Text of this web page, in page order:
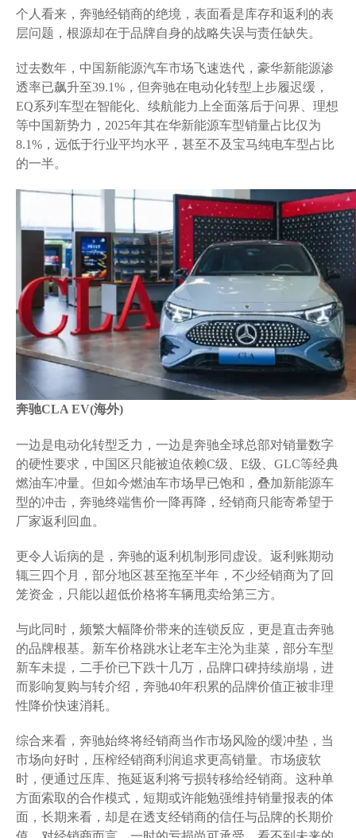
个人看来，奔驰经销商的绝境，表面看是库存和返利的表
层问题，根源却在于品牌自身的战略失误与责任缺失。
过去数年，中国新能源汽车市场飞速迭代，豪华新能源渗
透率已飙升至39.1%，但奔驰在电动化转型上步履迟缓，
EQ系列车型在智能化、续航能力上全面落后于问界、理想
等中国新势力，2025年其在华新能源车型销量占比仅为
8.1%，远低于行业平均水平，甚至不及宝马纯电车型占比
的一半。
奔驰CLA EV(海外)
一边是电动化转型乏力，一边是奔驰全球总部对销量数字
的硬性要求，中国区只能被迫依赖C级、E级、GLC等经典
燃油车冲量。但如今燃油车市场早已饱和，叠加新能源车
型的冲击，奔驰终端售价一降再降，经销商只能寄希望于
厂家返利回血。
更令人诟病的是，奔驰的返利机制形同虚设。返利账期动
辄三四个月，部分地区甚至拖至半年，不少经销商为了回
笼资金，只能以超低价格将车辆甩卖给第三方。
与此同时，频繁大幅降价带来的连锁反应，更是直击奔驰
的品牌根基。新车价格跳水让老车主沦为韭菜，部分车型
新车未提，二手价已下跌十几万，品牌口碑持续崩塌，进
而影响复购与转介绍，奔驰40年积累的品牌价值正被非理
性降价快速消耗。
综合来看，奔驰始终将经销商当作市场风险的缓冲垫，当
市场向好时，压榨经销商利润追求更高销量。市场疲软
时，便通过压库、拖延返利将亏损转移给经销商。这种单
方面索取的合作模式，短期或许能勉强维持销量报表的体
面，长期来看，却是在透支经销商的信任与品牌的长期价